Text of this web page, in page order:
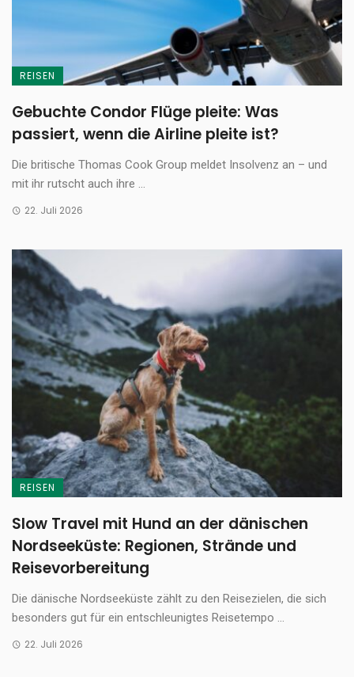
REISEN
Gebuchte Condor Flüge pleite: Was
passiert, wenn die Airline pleite ist?
Die britische Thomas Cook Group meldet Insolvenz an – und
mit ihr rutscht auch ihre ...
22. Juli 2026
REISEN
Slow Travel mit Hund an der dänischen
Nordseeküste: Regionen, Strände und
Reisevorbereitung
Die dänische Nordseeküste zählt zu den Reisezielen, die sich
besonders gut für ein entschleunigtes Reisetempo ...
22. Juli 2026